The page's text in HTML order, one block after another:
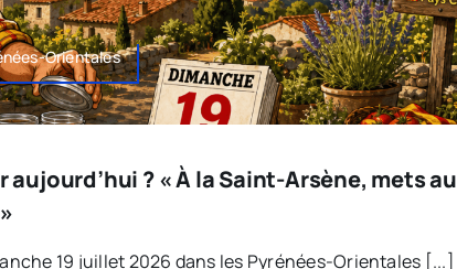
Orientales
? « À la Saint-Arsène, mets au
19 juillet 2026 dans les Pyrénées-Orientales [...]